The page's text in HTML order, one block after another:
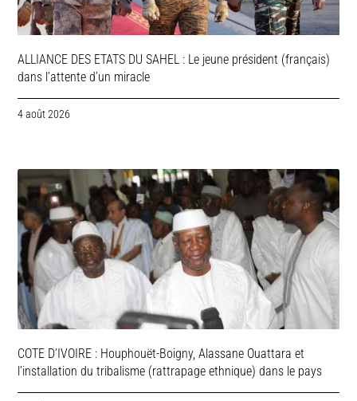
ALLIANCE DES ETATS DU SAHEL : Le jeune président (français)
dans l’attente d’un miracle
4 août 2026
COTE D’IVOIRE : Houphouët-Boigny, Alassane Ouattara et
l’installation du tribalisme (rattrapage ethnique) dans le pays